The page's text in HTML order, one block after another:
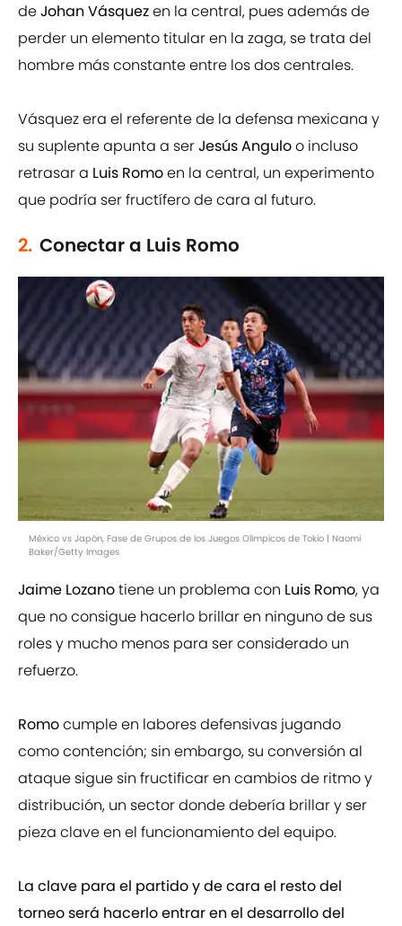
deJohan Vásquezen la central, pues además de
perder un elemento titular en la zaga, se trata del
hombre más constante entre los dos centrales.
Vásquez era el referente de la defensa mexicana y
su suplente apunta a serJesús Anguloo incluso
retrasar a Luis Romoen la central, un experimento
que podría ser fructífero de cara al futuro.
2. Conectar a Luis Romo
México vs Japón, Fase de Grupos de los Juegos Olímpicos de Tokio | Naomi
Baker/Getty Images
Jaime Lozanotiene un problema con Luis Romo, ya
que no consigue hacerlo brillar en ninguno de sus
roles y mucho menos para ser considerado un
refuerzo.
Romocumple en labores defensivas jugando
como contención; sin embargo, su conversión al
ataque sigue sin fructificar en cambios de ritmo y
distribución, un sector donde debería brillar y ser
pieza clave en el funcionamiento del equipo.
La clave para el partido y de cara el resto del
torneo será hacerlo entrar en el desarrollo del